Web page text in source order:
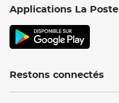
Applications La Poste
Restons connectés